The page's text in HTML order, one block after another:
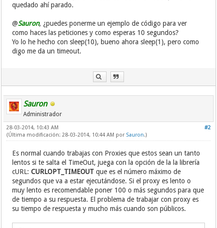
quedado ahí parado.
@Sauron, ¿puedes ponerme un ejemplo de código para ver
como haces las peticiones y como esperas 10 segundos?
Yo lo he hecho con sleep(10), bueno ahora sleep(1), pero como
digo me da un timeout.
Sauron
Administrador
#2
28-03-2014, 10:43 AM
(Última modificación: 28-03-2014, 10:44 AM por Sauron.)
Es normal cuando trabajas con Proxies que estos sean un tanto
lentos si te salta el TimeOut, juega con la opción de la la librería
cURL:CURLOPT_TIMEOUT que es el número máximo de
segundos que va a estar ejecutándose. Si el proxy es lento o
muy lento es recomendable poner 100 o más segundos para que
de tiempo a su respuesta. El problema de trabajar con proxy es
su tiempo de respuesta y mucho más cuando son públicos.